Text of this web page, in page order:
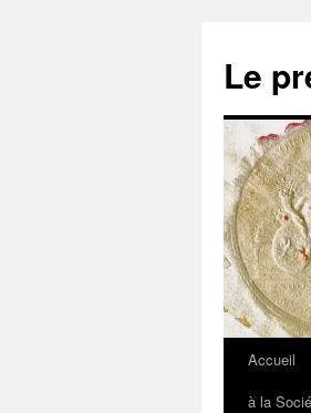
contenu
Le
Accueil
à la